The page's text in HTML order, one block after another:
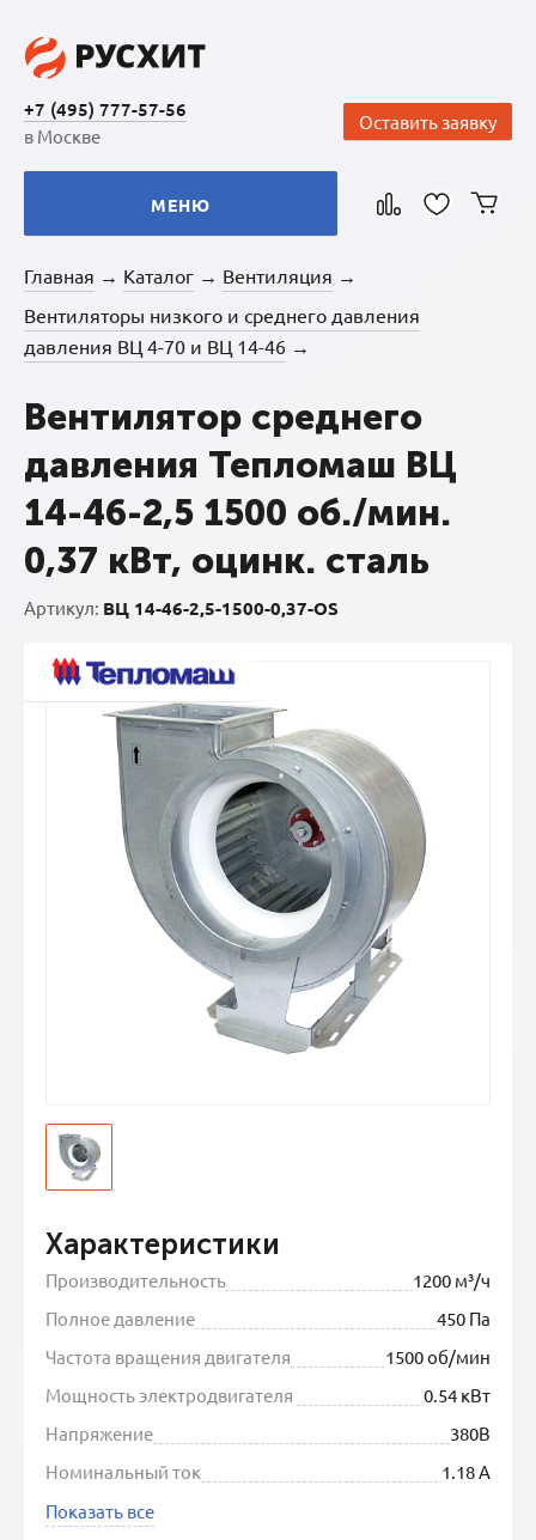
+7 (495) 777-57-56
в Москве
Оставить заявку
МЕНЮ
Главная → Каталог → Вентиляция →
Вентиляторы низкого и среднего давления
давления ВЦ 4-70 и ВЦ 14-46 →
Вентилятор среднего
давления Тепломаш ВЦ
14-46-2,5 1500 об./мин.
0,37 кВт, оцинк. сталь
Артикул: ВЦ 14-46-2,5-1500-0,37-OS
Характеристики
Производительность
1200 м³/ч
Полное давление
450 Па
Частота вращения двигателя
1500 об/мин
Мощность электродвигателя
0.54 кВт
Напряжение
380В
Номинальный ток
1.18 А
Показать все